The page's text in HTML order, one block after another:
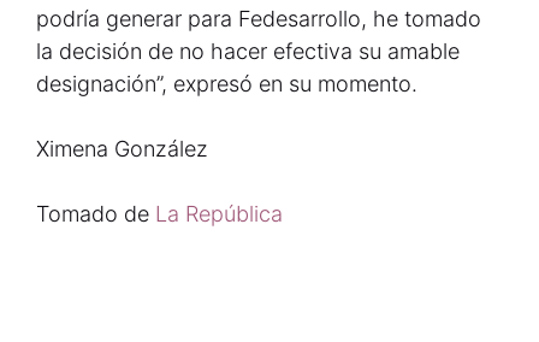
podría generar para Fedesarrollo, he tomado
la decisión de no hacer efectiva su amable
designación”, expresó en su momento.
Ximena González
Tomado de La República